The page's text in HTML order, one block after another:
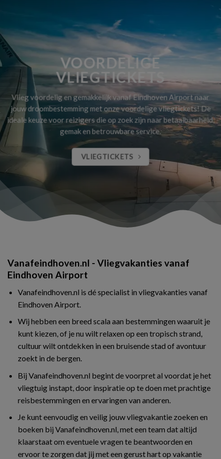
VOORDELIGE
VLIEGTICKETS
Vlieg voordelig en gemakkelijk vanaf Eindhoven Airport naar
jouw droombestemming met onze voordelige vliegtickets! De
ideale keuze voor reizigers die op zoek zijn naar betaalbaarheid,
gemak en betrouwbare service.
VLIEGTICKETS
Vanafeindhoven.nl - Vliegvakanties vanaf
Eindhoven Airport
Vanafeindhoven.nl is dé specialist in vliegvakanties vanaf
Eindhoven Airport.
Wij hebben een breed scala aan bestemmingen waaruit je
kunt kiezen, of je nu wilt relaxen op een tropisch strand,
cultuur wilt ontdekken in een bruisende stad of avontuur
zoekt in de bergen.
Bij Vanafeindhoven.nl begint de voorpret al voordat je het
vliegtuig instapt, door inspiratie op te doen met prachtige
reisbestemmingen en ervaringen van anderen.
Je kunt eenvoudig en veilig jouw vliegvakantie zoeken en
boeken bij Vanafeindhoven.nl, met een team dat altijd
klaarstaat om eventuele vragen te beantwoorden en
ervoor te zorgen dat jij met een gerust hart op vakantie